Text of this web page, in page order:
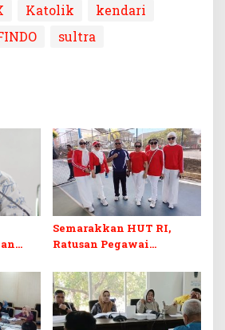
Katolik
kendari
sultra
Semarakkan HUT RI,
Ratusan Pegawai
Ikuti Lomba Bola Gotong